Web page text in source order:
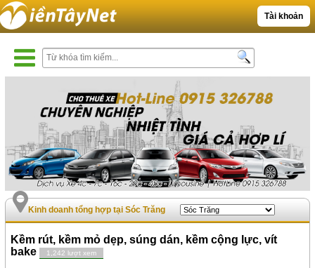
Tài khoản
Kinh doanh tổng hợp tại Sóc Trăng
Kềm rút, kềm mỏ dẹp, súng dán, kềm cộng lực, vít
bake
1,242 lượt xem